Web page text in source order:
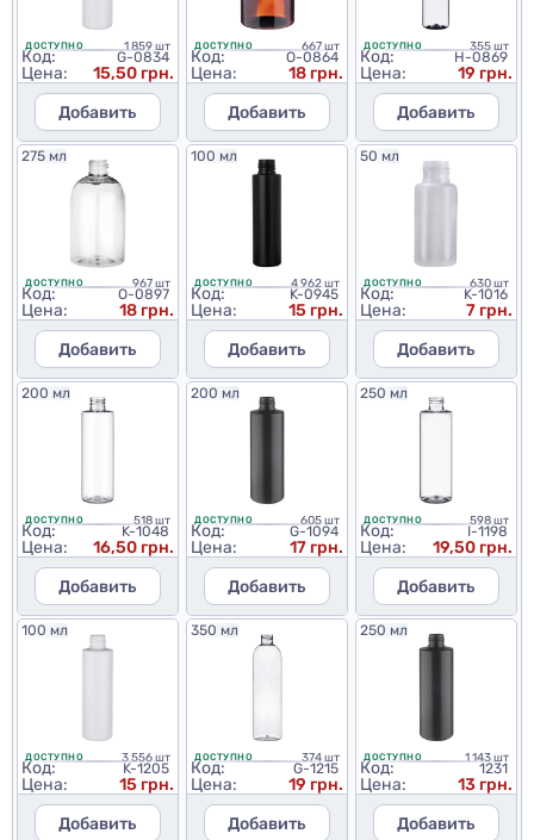
ДОСТУПНО 1 859 шт
Код: G-0834
Цена:
15,50 грн.
Добавить
ДОСТУПНО 667 шт
Код: O-0864
Цена:
18 грн.
Добавить
ДОСТУПНО 355 шт
Код: H-0869
Цена:
19 грн.
Добавить
275 мл
ДОСТУПНО 967 шт
Код: O-0897
Цена:
18 грн.
Добавить
100 мл
ДОСТУПНО 4 962 шт
Код: K-0945
Цена:
15 грн.
Добавить
50 мл
ДОСТУПНО 630 шт
Код: K-1016
Цена:
7 грн.
Добавить
200 мл
ДОСТУПНО 518 шт
Код: K-1048
Цена:
16,50 грн.
Добавить
200 мл
ДОСТУПНО 605 шт
Код: G-1094
Цена:
17 грн.
Добавить
250 мл
ДОСТУПНО 598 шт
Код: I-1198
Цена:
19,50 грн.
Добавить
100 мл
ДОСТУПНО 3 556 шт
Код: K-1205
Цена:
15 грн.
Добавить
350 мл
ДОСТУПНО 374 шт
Код: G-1215
Цена:
19 грн.
Добавить
250 мл
ДОСТУПНО 1 143 шт
Код: 1231
Цена:
13 грн.
Добавить